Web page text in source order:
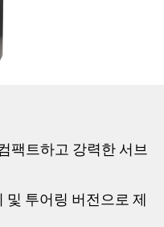
팩트하고 강력한 서브
및 투어링 버전으로 제